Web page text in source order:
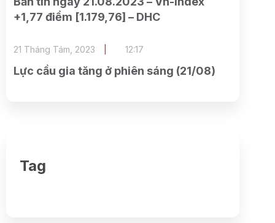
+1,77 điểm [1.179,76] – DHC
Lực cầu gia tăng ở phiên sáng (21/08)
21 Tháng Tám, 2023 12:17
Tag